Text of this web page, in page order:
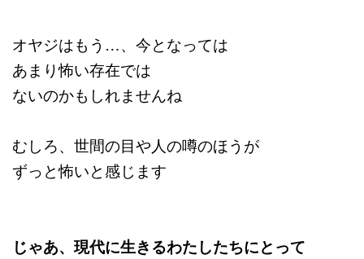
オヤジはもう…、今となっては
あまり怖い存在では
ないのかもしれませんね
むしろ、世間の目や人の噂のほうが
ずっと怖いと感じます
じゃあ、現代に生きるわたしたちにとって